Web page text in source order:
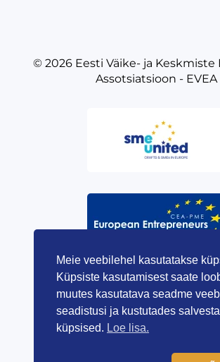
© 2026 Eesti Väike- ja
Assotsiatsioon - EVEA
Meie veebilehel kasutatakse
Küpsiste kasutamisest saate
muutes kasutatava seadme
seadistusi ja kustutades
küpsised. Loe lisa.